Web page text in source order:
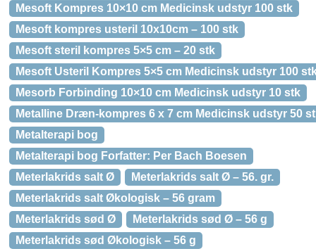
Mesoft Kompres 10×10 cm Medicinsk udstyr 100 stk
Mesoft kompres usteril 10x10cm – 100 stk
Mesoft steril kompres 5×5 cm – 20 stk
Mesoft Usteril Kompres 5×5 cm Medicinsk udstyr 100
Mesorb Forbinding 10×10 cm Medicinsk udstyr 10 stk
Metalline Dræn-kompres 6 x 7 cm Medicinsk udstyr 50
Metalterapi bog
Metalterapi bog Forfatter: Per Bach Boesen
Meterlakrids salt Ø
Meterlakrids salt Ø – 56. gr.
Meterlakrids salt Økologisk – 56 gram
Meterlakrids sød Ø
Meterlakrids sød Ø – 56 g
Meterlakrids sød Økologisk – 56 g